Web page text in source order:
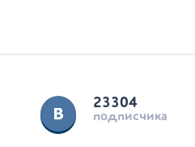
23304
подписчика